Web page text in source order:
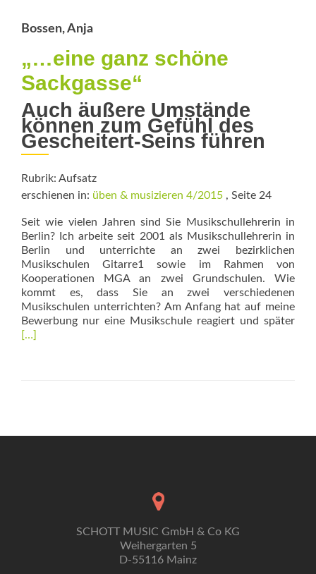
Bossen, Anja
„…eine ganz schöne
Sackgasse“
Auch äußere Umstände
können zum Gefühl des
Gescheitert-Seins führen
Rubrik: Aufsatz
erschienen in: üben & musizieren 4/2015 , Seite 24
Seit wie vielen Jahren sind Sie Musikschullehrerin in
Berlin? Ich arbeite seit 2001 als Musikschullehrerin in
Berlin und unterrichte an zwei bezirklichen
Musikschulen Gitarre1 sowie im Rahmen von
Kooperationen MGA an zwei Grundschulen. Wie
kommt es, dass Sie an zwei verschiedenen
Musikschulen unterrichten? Am Anfang hat auf meine
Bewerbung nur eine Musikschule reagiert und später
[…]
SCHOTT MUSIC GmbH & Co KG
Weihergarten 5
D-55116 Mainz